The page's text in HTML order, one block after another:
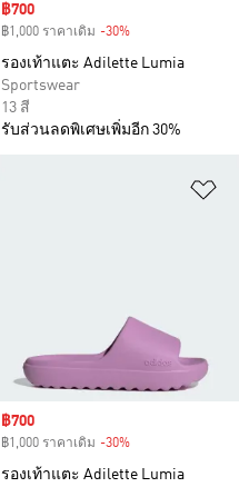
Sale price
฿700
฿1,000 ราคาเดิม -30%
รองเท้าแตะ Adilette Lumia
Sportswear
13 สี
รับส่วนลดพิเศษเพิ่มอีก 30%
Sale price
฿700
฿1,000 ราคาเดิม -30%
รองเท้าแตะ Adilette Lumia